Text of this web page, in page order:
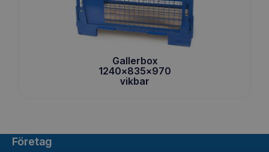
Gallerbox
1240x835x970
vikbar
Företag